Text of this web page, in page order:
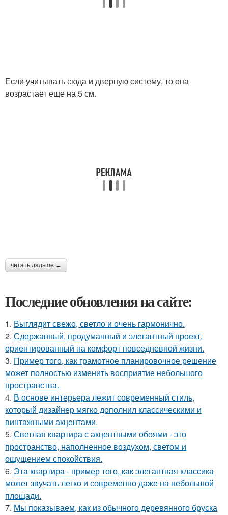
Если учитывать сюда и дверную систему, то она
возрастает еще на 5 см.
читать дальше →
Последние обновления на сайте:
1. Выглядит свежо, светло и очень гармонично.
2. Сдержанный, продуманный и элегантный проект,
ориентированный на комфорт повседневной жизни.
3. Пример того, как грамотное планировочное решение
может полностью изменить восприятие небольшого
пространства.
4. В основе интерьера лежит современный стиль,
который дизайнер мягко дополнил классическими и
винтажными акцентами.
5. Светлая квартира с акцентными обоями - это
пространство, наполненное воздухом, светом и
ощущением спокойствия.
6. Эта квартира - пример того, как элегантная классика
может звучать легко и современно даже на небольшой
площади.
7. Мы показываем, как из обычного деревянного бруска